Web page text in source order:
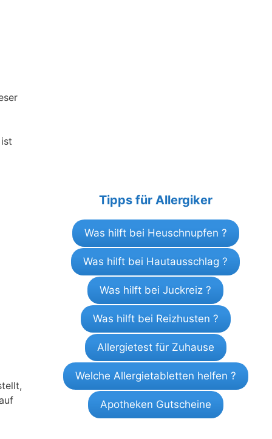
Tipps für Allergiker
Was hilft bei Heuschnupfen ?
Was hilft bei Hautausschlag ?
Was hilft bei Juckreiz ?
Was hilft bei Reizhusten ?
Allergietest für Zuhause
Welche Allergietabletten helfen ?
Apotheken Gutscheine